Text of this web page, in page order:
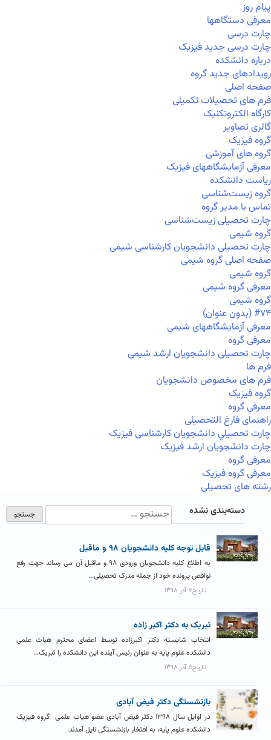
پیام روز
معرفی دستگاهها
چارت درسی
چارت درسی جدید فیزیک
درباره دانشکده
رویدادهای جدید گروه
صفحه اصلی
فرم های تحصیلات تکمیلی
کارگاه الکتروتکنیک
گالری تصاویر
گروه فیزیک
گروه های آموزشی
معرفی آزمایشگاههای فیزیک
ریاست دانشکده
گروه زیست‌شناسی
تماس با مدیر گروه
چارت تحصیلی زیست‌شناسی
گروه شیمی
چارت تحصیلی دانشجویان کارشناسی شیمی
صفحه اصلی گروه شیمی
گروه شیمی
معرفی گروه شیمی
گروه شیمی
#۷۴ (بدون عنوان)
معرفی آزمایشگاههای شیمی
معرفی گروه
چارت تحصیلی دانشجویان ارشد شیمی
فرم ها
فرم های مخصوص دانشجویان
گروه فیزیک
معرفی گروه
راهنمای فارغ التحصیلی
چارت تحصيلي دانشجویان کارشناسی فیزیک
چارت دانشجویان ارشد فیزیک
معرفی گروه
معرفی گروه فیزیک
رشته های تحصیلی
دسته‌بندی نشده
قابل توجه کلیه دانشجویان ۹۸ و ماقبل
به اطلاع کلیه دانشجویان ورودی ۹۸ و ماقبل آن می رساند جهت رفع
نواقص پرونده خود از جمله مدرک تحصیلی...
تاریخ۶ آذر ۱۳۹۸
تبریک به دکتر اکبر زاده
انتخاب شایسته دکتر اکبرزاده توسط اعضای محترم هیات علمی
دانشکده علوم پایه به عنوان رئیس آینده این دانشکده را تبریک...
تاریخ۵ آذر ۱۳۹۸
بازنشستگی دکتر فیض آبادی
در اوایل سال ۱۳۹۸ دکتر فیض آبادی عضو هیات علمی گروه فیزیک
دانشکده علوم پایه، به افتخار بازنشستگی نایل آمدند.